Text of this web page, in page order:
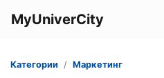
MyUniverCity
Категории Маркетинг